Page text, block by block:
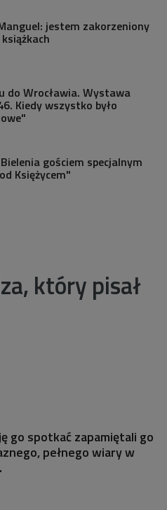
jestem zakorzeniony
do Wrocławia. Wystawa
Kiedy wszystko było
gościem specjalnym
Księżycem"
który pisał
go spotkać zapamiętali go
pełnego wiary w